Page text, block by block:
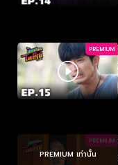
PREMIUM
PREMIUM
PREMIUM เท่านั้น